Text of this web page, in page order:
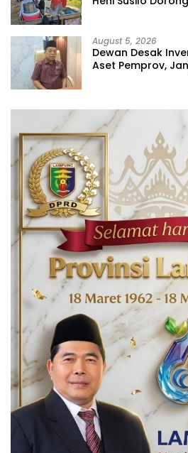
August 5, 2026
Dewan Desak
Aset Pemprov,